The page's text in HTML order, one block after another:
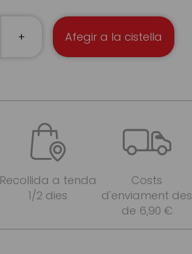
+ Afegir a la cistella
Recollida a tenda
1/2 dies
Costs
d'enviament des
de 6,90 €